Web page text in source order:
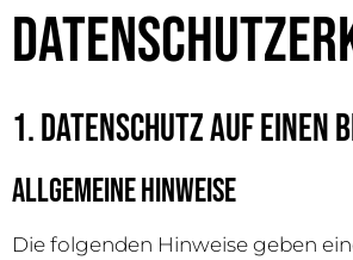
1. Datenschutz auf einen
Allgemeine Hinweise
Die folgenden Hinweise geben